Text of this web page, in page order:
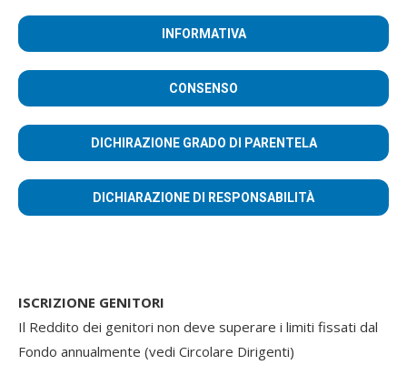
INFORMATIVA
CONSENSO
DICHIRAZIONE GRADO DI PARENTELA
DICHIARAZIONE DI RESPONSABILITÀ
ISCRIZIONE GENITORI
Il Reddito dei genitori non deve superare i limiti fissati dal
Fondo annualmente (vedi Circolare Dirigenti)